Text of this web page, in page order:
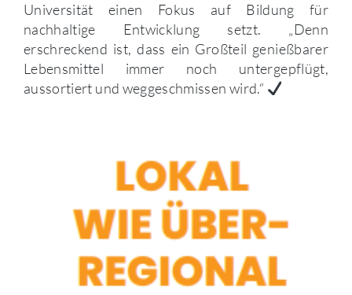
Universität einen Fokus auf Bildung für
nachhaltige Entwicklung setzt. „Denn
erschreckend ist, dass ein Großteil genießbarer
Lebensmittel immer noch untergepflügt,
aussortiert und weggeschmissen wird.“